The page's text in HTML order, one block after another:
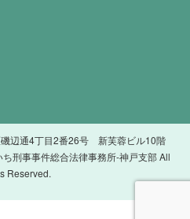
辺通4丁目2番26号 新芙蓉ビル10階
刑事事件総合法律事務所-神戸支部 All
Reserved.